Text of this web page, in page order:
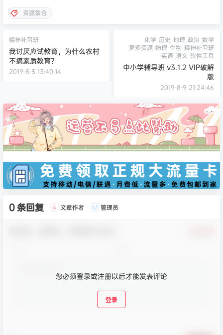
资源集合
精神补习班
我讨厌应试教育，为什么农村
不搞素质教育？
2019-8-3 13:40:14
化学 历史 地理 政治 数学
更多资源 物理 生物 精神补习班
英语 语文 软件工具
中小学辅导班 v3.1.2 VIP破解
版
2019-8-9 21:24:46
0 条回复 A 文章作者 M 管理员
您必须登录或注册以后才能发表评论
登录